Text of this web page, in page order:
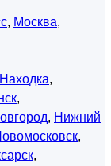
, Москва,
Находка,
,
, Нижний
,
,